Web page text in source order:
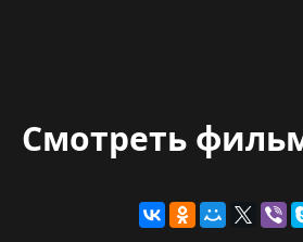
Смотреть